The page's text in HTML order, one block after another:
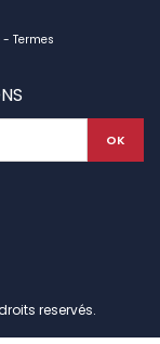
- Termes
reservés.